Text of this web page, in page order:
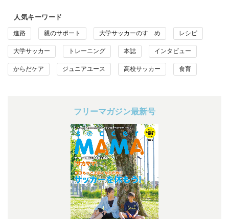
人気キーワード
進路 親のサポート 大学サッカーのすゝめ レシピ
大学サッカー トレーニング 本誌 インタビュー
からだケア ジュニアユース 高校サッカー 食育
フリーマガジン最新号